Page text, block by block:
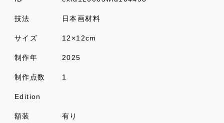
技法 日本画材料
サイズ 12×12cm
制作年 2025
制作点数 1
Edition
額装 有り